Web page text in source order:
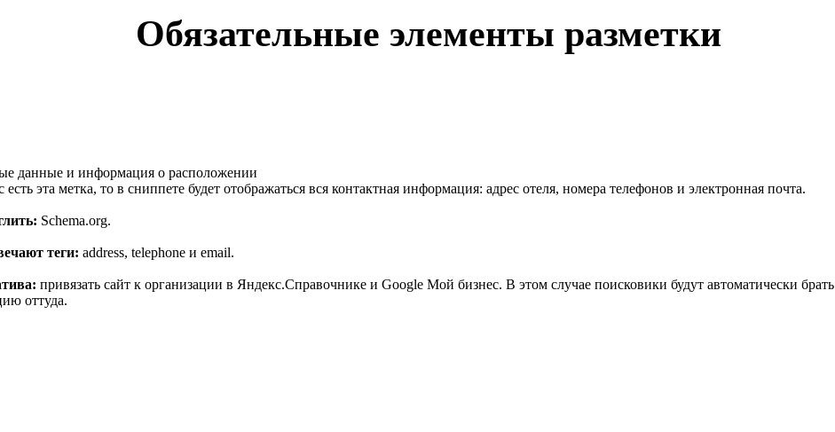
Обязательные элементы разметки
данные и информация о расположении
есть эта метка, то в сниппете будет отображаться вся контактная информация: адрес отеля, номера телефонов и электронная почта.
Schema.org.
теги: address, telephone и email.
привязать сайт к организации в Яндекс.Справочнике и Google Мой бизнес. В этом случае поисковики будут автоматически брать
оттуда.